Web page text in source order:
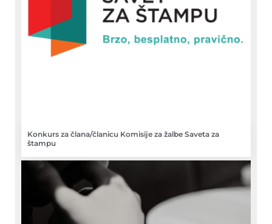
Konkurs za člana/članicu Komisije za žalbe Saveta za
štampu